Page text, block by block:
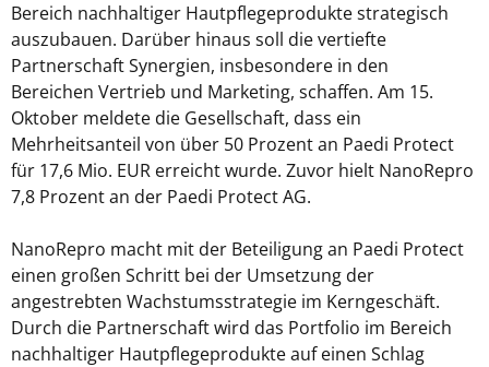
Bereich nachhaltiger Hautpflegeprodukte strategisch
auszubauen. Darüber hinaus soll die vertiefte
Partnerschaft Synergien, insbesondere in den
Bereichen Vertrieb und Marketing, schaffen. Am 15.
Oktober meldete die Gesellschaft, dass ein
Mehrheitsanteil von über 50 Prozent an Paedi Protect
für 17,6 Mio. EUR erreicht wurde. Zuvor hielt NanoRepro
7,8 Prozent an der Paedi Protect AG.
NanoRepro macht mit der Beteiligung an Paedi Protect
einen großen Schritt bei der Umsetzung der
angestrebten Wachstumsstrategie im Kerngeschäft.
Durch die Partnerschaft wird das Portfolio im Bereich
nachhaltiger Hautpflegeprodukte auf einen Schlag